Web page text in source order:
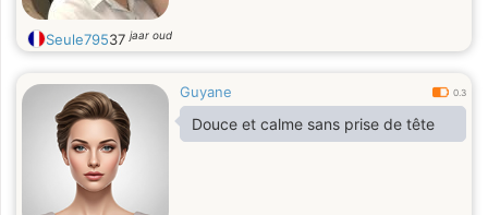
Seule79537jaar oud
Guyane 0.3
Douce et calme sans prise de tête